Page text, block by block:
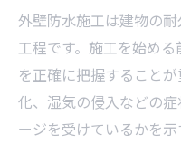
外壁防水施工は建物の
工程です。施工を始め
を正確に把握すること
化、湿気の侵入などの
ージを受けているかを